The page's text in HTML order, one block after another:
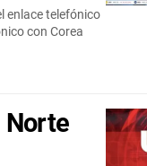
enlace telefónico
con Corea
Norte